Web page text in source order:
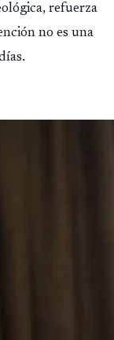
refuerza
no es una